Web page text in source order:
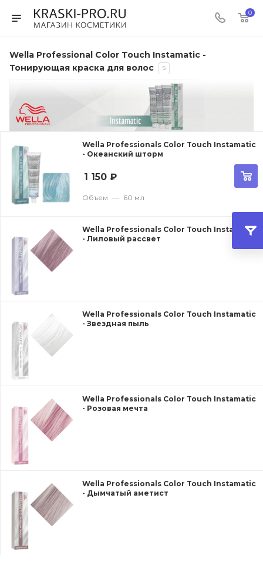
0
Wella Professional Color Touch Instamatic -
Тонирующая краска для волос
5
Wella Professionals Color Touch Instamatic
- Океанский шторм
1 150 ₽
Объем — 60 мл
Wella Professionals Color Touch Instamatic
- Лиловый рассвет
Wella Professionals Color Touch Instamatic
- Звездная пыль
Wella Professionals Color Touch Instamatic
- Розовая мечта
Wella Professionals Color Touch Instamatic
- Дымчатый аметист